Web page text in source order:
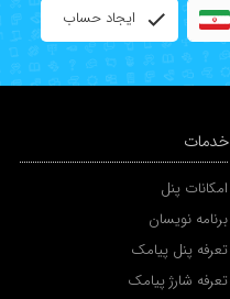
ایجاد حساب
خدمات
امکانات پنل
برنامه نویسان
تعرفه پنل پیامک
تعرفه شارژ پیامک